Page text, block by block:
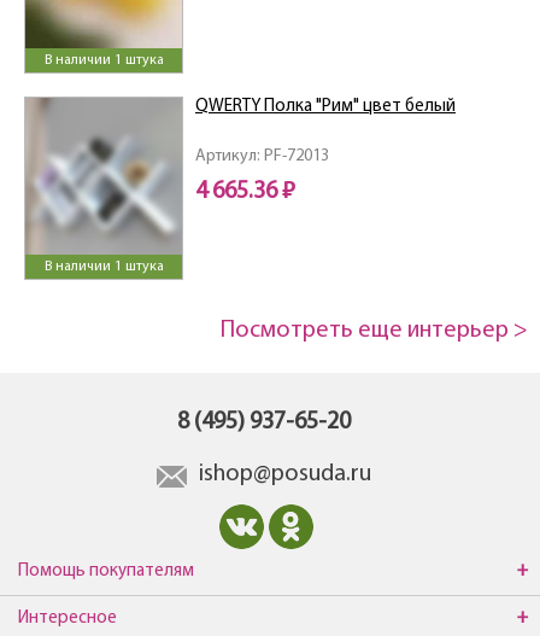
В наличии 1 штука
В наличии 1 штука
Артикул: PF-72013
QWERTY Полка "Рим" цвет белый
4 665.36 ₽
Посмотреть еще интерьер >
8 (495) 937-65-20
ishop@posuda.ru
Помощь покупателям
Интересное